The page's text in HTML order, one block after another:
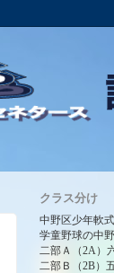
クラス分け
中野区少年軟
学童野球の中
二部Ａ（2A）
二部Ｂ（2B）